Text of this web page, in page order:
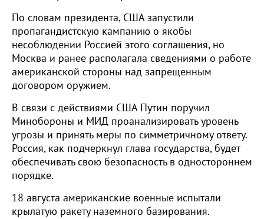
По словам президента, США запустили
пропагандистскую кампанию о якобы
несоблюдении Россией этого соглашения, но
Москва и ранее располагала сведениями о работе
американской стороны над запрещенным
договором оружием.
В связи с действиями США Путин поручил
Минобороны и МИД проанализировать уровень
угрозы и принять меры по симметричному ответу.
Россия, как подчеркнул глава государства, будет
обеспечивать свою безопасность в одностороннем
порядке.
18 августа американские военные испытали
крылатую ракету наземного базирования.